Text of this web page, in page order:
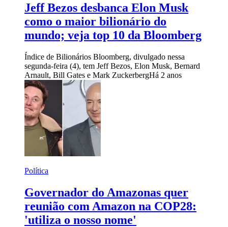
Jeff Bezos desbanca Elon Musk
como o maior bilionário do
mundo; veja top 10 da Bloomberg
Índice de Bilionários Bloomberg, divulgado nessa
segunda-feira (4), tem Jeff Bezos, Elon Musk, Bernard
Arnault, Bill Gates e Mark ZuckerbergHá 2 anos
Política
Governador do Amazonas quer
reunião com Amazon na COP28:
'utiliza o nosso nome'